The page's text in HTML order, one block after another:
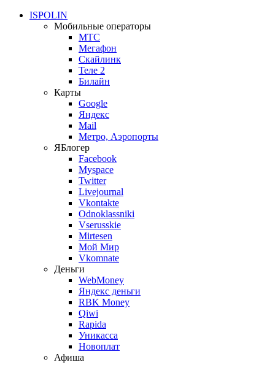
ISPOLIN
Мобильные операторы
МТС
Мегафон
Скайлинк
Теле 2
Билайн
Карты
Google
Яндекс
Mail
Метро, Аэропорты
ЯБлогер
Facebook
Myspace
Twitter
Livejournal
Vkontakte
Odnoklassniki
Vserusskie
Mirtesen
Мой Мир
Vkomnate
Деньги
WebMoney
Яндекс деньги
RBK Money
Qiwi
Rapida
Уникасса
Новоплат
Афиша